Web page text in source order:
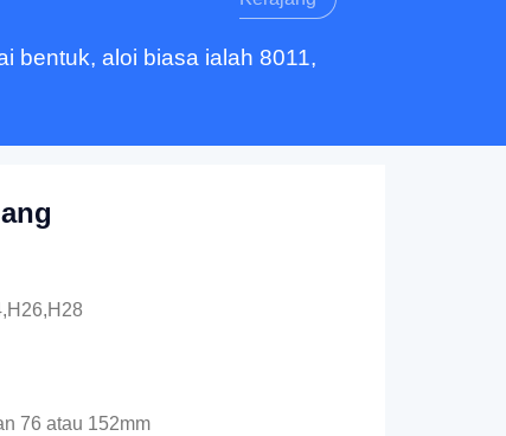
bentuk, aloi biasa ialah 8011,
76 atau 152mm